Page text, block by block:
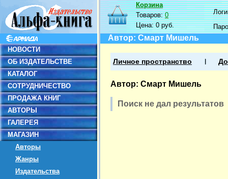
НОВОСТИ
ОБ ИЗДАТЕЛЬСТВЕ
КАТАЛОГ
СОТРУДНИЧЕСТВО
ПРОДАЖА КНИГ
АВТОРЫ
ГАЛЕРЕЯ
МАГАЗИН
Авторы
Жанры
Издательства
Корзина
Товаров:0
Цена:0 руб.
Автор: Смарт Мишель
Личное пространство
Автор: Смарт Мишель
Поиск не дал результатов